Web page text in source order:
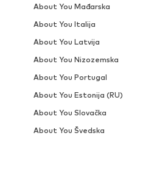
About You Mađarska
About You Italija
About You Latvija
About You Nizozemska
About You Portugal
About You Estonija (RU)
About You Slovačka
About You Švedska